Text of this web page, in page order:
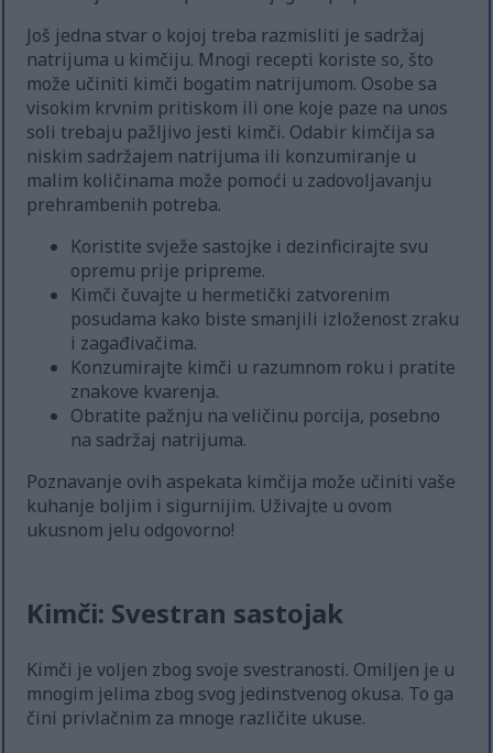
Još jedna stvar o kojoj treba razmisliti je sadržaj
natrijuma u kimčiju. Mnogi recepti koriste so, što
može učiniti kimči bogatim natrijumom. Osobe sa
visokim krvnim pritiskom ili one koje paze na unos
soli trebaju pažljivo jesti kimči. Odabir kimčija sa
niskim sadržajem natrijuma ili konzumiranje u
malim količinama može pomoći u zadovoljavanju
prehrambenih potreba.
Koristite svježe sastojke i dezinficirajte svu
opremu prije pripreme.
Kimči čuvajte u hermetički zatvorenim
posudama kako biste smanjili izloženost zraku
i zagađivačima.
Konzumirajte kimči u razumnom roku i pratite
znakove kvarenja.
Obratite pažnju na veličinu porcija, posebno
na sadržaj natrijuma.
Poznavanje ovih aspekata kimčija može učiniti vaše
kuhanje boljim i sigurnijim. Uživajte u ovom
ukusnom jelu odgovorno!
Kimči: Svestran sastojak
Kimči je voljen zbog svoje svestranosti. Omiljen je u
mnogim jelima zbog svog jedinstvenog okusa. To ga
čini privlačnim za mnoge različite ukuse.